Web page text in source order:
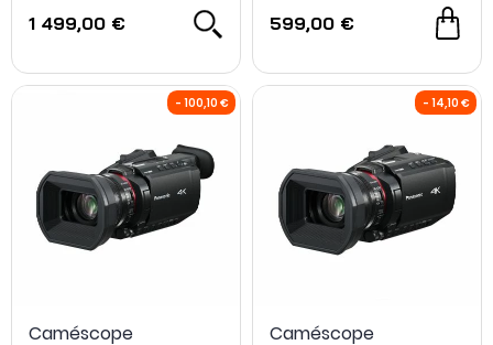
1 499,00 € 599,00 €
Caméscope
Caméscope